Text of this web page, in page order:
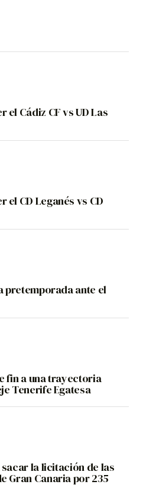
Cádiz CF vs UD Las
CD Leganés vs CD
pretemporada ante el
fin a una trayectoria
Tenerife Egatesa
la licitación de las
Gran Canaria por 235